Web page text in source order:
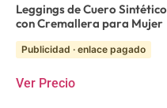
Leggings de Cuero Sintético
con Cremallera para Mujer
Publicidad · enlace pagado
Ver Precio